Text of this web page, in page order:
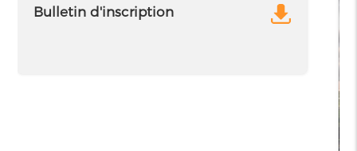
Bulletin d'inscription